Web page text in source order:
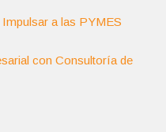
a las PYMES
con Consultoría de